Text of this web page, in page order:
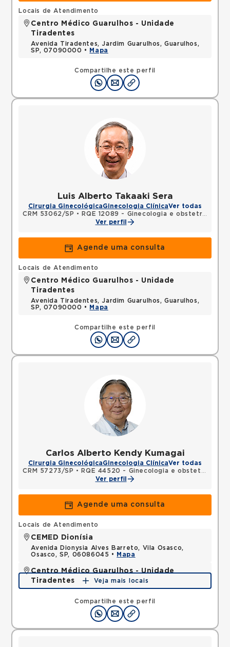
Compartilhe este perfil
Locais de Atendimento
Centro Médico Guarulhos - Unidade
Tiradentes
Avenida Tiradentes, Jardim Guarulhos, Guarulhos,
SP, 07090000 •
Mapa
Luis Alberto Takaaki Sera
Cirurgia GinecológicaGinecologia ClínicaVer todas
CRM 53062/SP • RQE 12089 - Ginecologia e obstetrícia
Ver perfil
Agende uma consulta
Compartilhe este perfil
Locais de Atendimento
Centro Médico Guarulhos - Unidade
Tiradentes
Avenida Tiradentes, Jardim Guarulhos, Guarulhos,
SP, 07090000 •
Mapa
Carlos Alberto Kendy Kumagai
Cirurgia GinecológicaGinecologia ClínicaVer todas
CRM 57273/SP •
RQE 44520 - Ginecologia e obstetrícia
Ver perfil
Agende uma consulta
Compartilhe este perfil
Locais de Atendimento
CEMED Dionísia
Avenida Dionysia Alves Barreto, Vila Osasco,
Osasco, SP, 06086045 •
Mapa
Centro Médico Guarulhos - Unidade
Tiradentes
Avenida Tiradentes, Jardim Guarulhos, Guarulhos,
SP, 07090000 •
Mapa
Veja mais locais